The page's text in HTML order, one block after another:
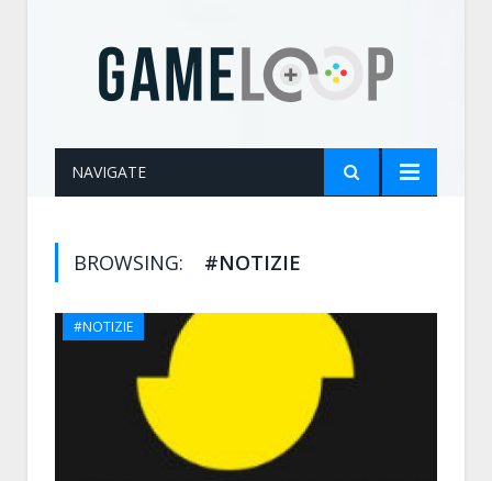
NAVIGATE
BROWSING: #NOTIZIE
#NOTIZIE